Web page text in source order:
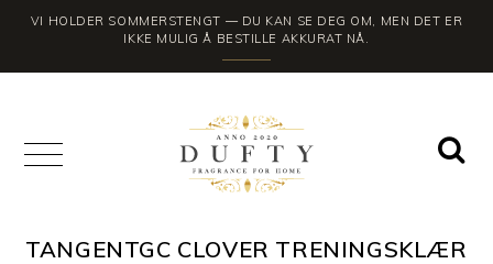
VI HOLDER SOMMERSTENGT — DU KAN SE DEG OM, MEN DET ER
IKKE MULIG Å BESTILLE AKKURAT NÅ.
TANGENTGC CLOVER TRENINGSKLÆR